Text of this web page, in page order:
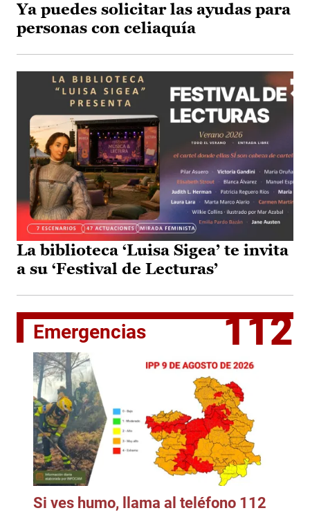
Ya puedes solicitar las ayudas para
personas con celiaquía
La biblioteca ‘Luisa Sigea’ te invita
a su ‘Festival de Lecturas’
Emergencias 112
Si ves humo, llama al teléfono 112